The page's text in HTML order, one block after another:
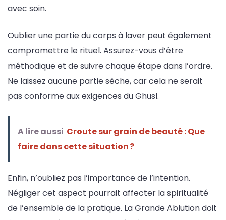
avec soin.
Oublier une partie du corps à laver peut également
compromettre le rituel. Assurez-vous d’être
méthodique et de suivre chaque étape dans l’ordre.
Ne laissez aucune partie sèche, car cela ne serait
pas conforme aux exigences du Ghusl.
A lire aussi Croute sur grain de beauté : Que
faire dans cette situation ?
Enfin, n’oubliez pas l’importance de l’intention.
Négliger cet aspect pourrait affecter la spiritualité
de l’ensemble de la pratique. La Grande Ablution doit